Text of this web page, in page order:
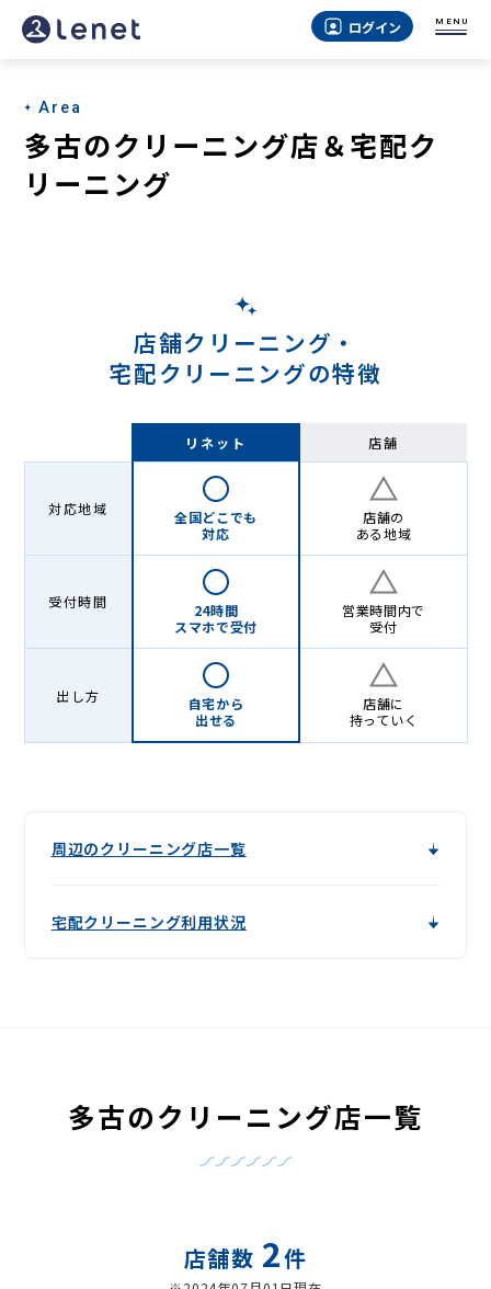
多
の
宅
Lenet〈リ
ト〉
ログイン MENU
Area
多古のクリーニング店＆宅配ク
リーニング
店舗クリーニング・
宅配クリーニングの特徴
リネット 店舗
対応地域
全国どこでも
対応
店舗の
ある地域
受付時間
24時間
スマホで受付
営業時間内で
受付
出し方
自宅から
出せる
店舗に
持っていく
周辺のクリーニング店一覧
宅配クリーニング利用状況
多古のクリーニング店一覧
店舗数 2件